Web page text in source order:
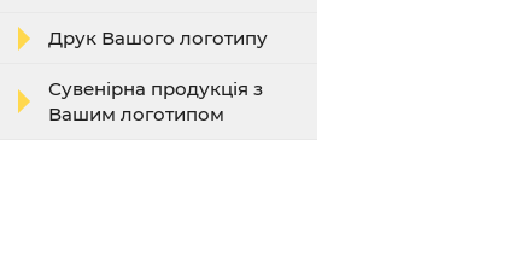
Друк Вашого логотипу
Сувенірна продукція з
Вашим логотипом